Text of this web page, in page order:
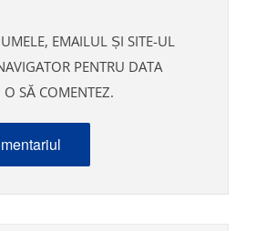
EMAILUL ȘI SITE-UL
PENTRU DATA
SĂ COMENTEZ.